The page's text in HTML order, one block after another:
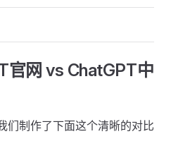
官网 vs ChatGPT中
们制作了下面这个清晰的对比